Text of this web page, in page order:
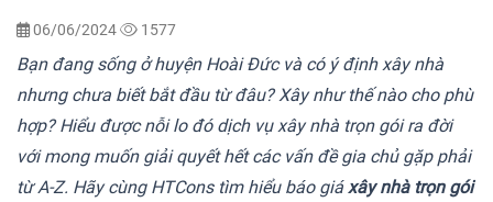
06/06/2024 1577
Bạn đang sống ở huyện Hoài Đức và có ý định xây nhà
nhưng chưa biết bắt đầu từ đâu? Xây như thế nào cho phù
hợp? Hiểu được nỗi lo đó dịch vụ xây nhà trọn gói ra đời
với mong muốn giải quyết hết các vấn đề gia chủ gặp phải
từ A-Z. Hãy cùng HTCons tìm hiểu báo giáxây nhà trọn gói